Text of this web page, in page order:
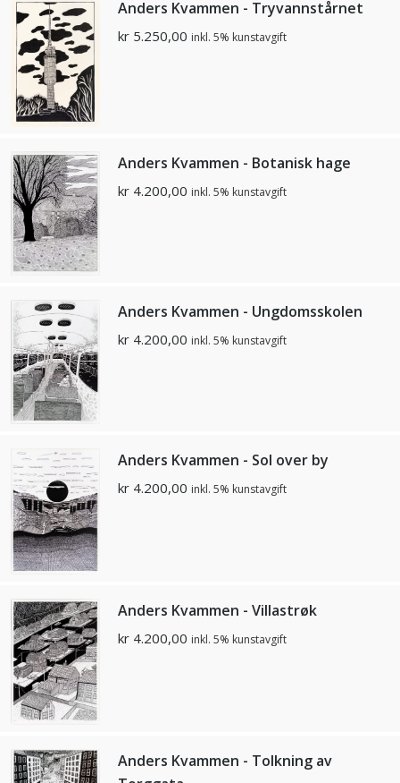
Anders Kvammen - Tryvannstårnet
kr 5.250,00 inkl. 5% kunstavgift
Anders Kvammen - Botanisk hage
kr 4.200,00 inkl. 5% kunstavgift
Anders Kvammen - Ungdomsskolen
kr 4.200,00 inkl. 5% kunstavgift
Anders Kvammen - Sol over by
kr 4.200,00 inkl. 5% kunstavgift
Anders Kvammen - Villastrøk
kr 4.200,00 inkl. 5% kunstavgift
Anders Kvammen - Tolkning av